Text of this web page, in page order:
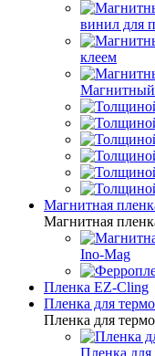
винил для
клеем
Магнитная
Магнитная
Ino-Mag
Пленка EZ-Cling
Пленка для
Пленка для
Пленка для